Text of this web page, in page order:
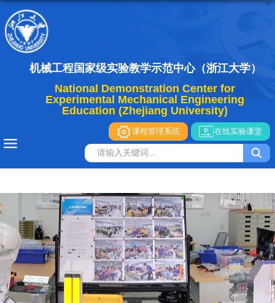
机械工程国家级实验教学示范中心（浙江大学）
National Demonstration Center for
Experimental Mechanical Engineering
Education (Zhejiang University)
课程管理系统 在线实验课堂